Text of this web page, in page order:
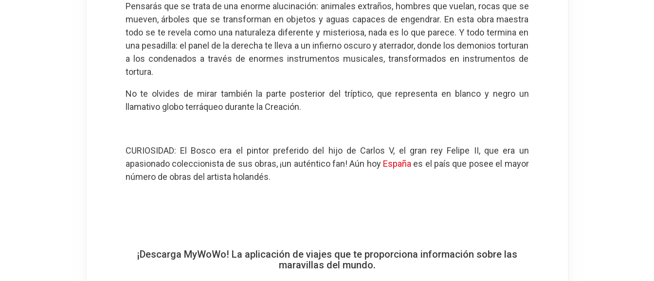
Pensarás que se trata de una enorme alucinación: animales extraños, hombres que vuelan, rocas que se
mueven, árboles que se transforman en objetos y aguas capaces de engendrar. En esta obra maestra
todo se te revela como una naturaleza diferente y misteriosa, nada es lo que parece. Y todo termina en
una pesadilla: el panel de la derecha te lleva a un infierno oscuro y aterrador, donde los demonios torturan
a los condenados a través de enormes instrumentos musicales, transformados en instrumentos de
tortura.
No te olvides de mirar también la parte posterior del tríptico, que representa en blanco y negro un
llamativo globo terráqueo durante la Creación.
CURIOSIDAD: El Bosco era el pintor preferido del hijo de Carlos V, el gran rey Felipe II, que era un
apasionado coleccionista de sus obras, ¡un auténtico fan! Aún hoy España es el país que posee el mayor
número de obras del artista holandés.
¡Descarga MyWoWo! La aplicación de viajes que te proporciona información sobre las
maravillas del mundo.